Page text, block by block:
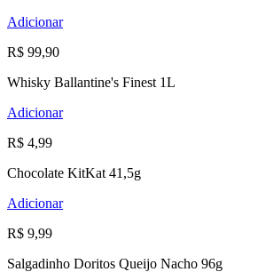
Adicionar
R$ 99,90
Whisky Ballantine's Finest 1L
Adicionar
R$ 4,99
Chocolate KitKat 41,5g
Adicionar
R$ 9,99
Salgadinho Doritos Queijo Nacho 96g